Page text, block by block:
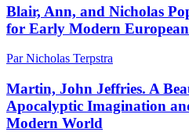
Blair, Ann, and Nicholas
for Early Modern
Par Nicholas Terpstra
Martin, John Jeffries. A
Apocalyptic Imagination
Modern World